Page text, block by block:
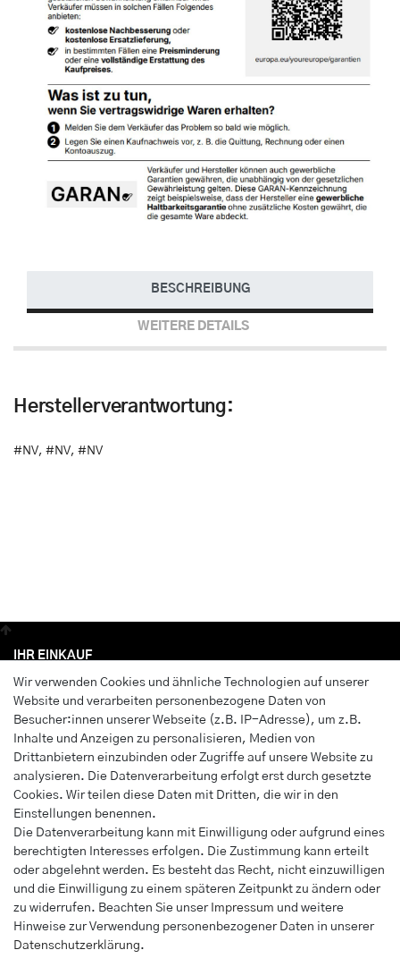
BESCHREIBUNG
WEITERE DETAILS
Herstellerverantwortung:
#NV, #NV, #NV
Wir verwenden Cookies und ähnliche Technologien auf unserer
Website und verarbeiten personenbezogene Daten von
Besucher:innen unserer Webseite (z.B. IP-Adresse), um z.B.
Inhalte und Anzeigen zu personalisieren, Medien von
Drittanbietern einzubinden oder Zugriffe auf unsere Website zu
analysieren. Die Datenverarbeitung erfolgt erst durch gesetzte
Cookies. Wir teilen diese Daten mit Dritten, die wir in den
Einstellungen benennen.
Die Datenverarbeitung kann mit Einwilligung oder aufgrund eines
berechtigten Interesses erfolgen. Die Zustimmung kann erteilt
oder abgelehnt werden. Es besteht das Recht, nicht einzuwilligen
und die Einwilligung zu einem späteren Zeitpunkt zu ändern oder
zu widerrufen. Beachten Sie unser Impressum und weitere
Hinweise zur Verwendung personenbezogener Daten in unserer
Daten­schutz­erklärung.
IHR EINKAUF
Anmelden
Wunschliste
Warenkorb
Kasse
INFORMATIONEN
Widerrufs­recht
Impressum
Daten­schutz­erklärung
AGB